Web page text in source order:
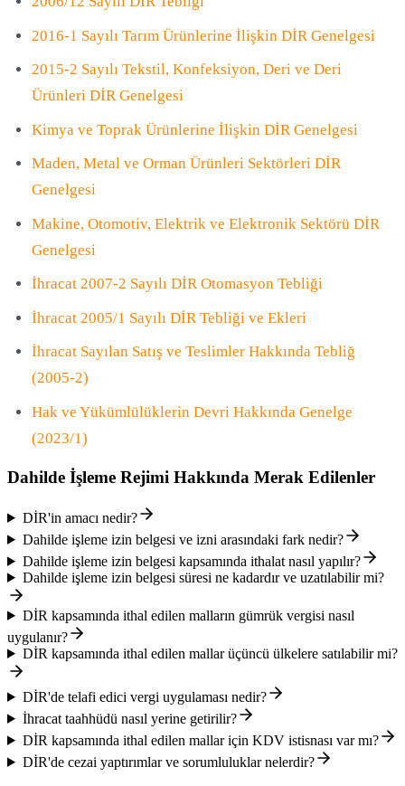
2016-1 Sayılı Tarım Ürünlerine İlişkin DİR Genelgesi
2015-2 Sayılı Tekstil, Konfeksiyon, Deri ve Deri
Ürünleri DİR Genelgesi
Kimya ve Toprak Ürünlerine İlişkin DİR Genelgesi
Maden, Metal ve Orman Ürünleri Sektörleri DİR
Genelgesi
Makine, Otomotiv, Elektrik ve Elektronik Sektörü DİR
Genelgesi
İhracat 2007-2 Sayılı DİR Otomasyon Tebliği
İhracat 2005/1 Sayılı DİR Tebliği ve Ekleri
İhracat Sayılan Satış ve Teslimler Hakkında Tebliğ
(2005-2)
Hak ve Yükümlülüklerin Devri Hakkında Genelge
(2023/1)
Dahilde İşleme Rejimi Hakkında Merak Edilenler
DİR'in amacı nedir?
Dahilde işleme izin belgesi ve izni arasındaki fark nedir?
Dahilde işleme izin belgesi kapsamında ithalat nasıl yapılır?
Dahilde işleme izin belgesi süresi ne kadardır ve uzatılabilir mi?
DİR kapsamında ithal edilen malların gümrük vergisi nasıl
uygulanır?
DİR kapsamında ithal edilen mallar üçüncü ülkelere satılabilir mi?
DİR'de telafi edici vergi uygulaması nedir?
İhracat taahhüdü nasıl yerine getirilir?
DİR kapsamında ithal edilen mallar için KDV istisnası var mı?
DİR'de cezai yaptırımlar ve sorumluluklar nelerdir?